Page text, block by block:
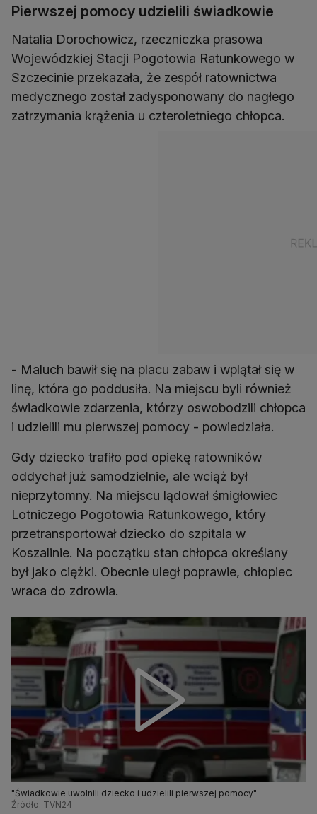
Pierwszej pomocy udzielili świadkowie
Natalia Dorochowicz, rzeczniczka prasowa
Wojewódzkiej Stacji Pogotowia Ratunkowego w
Szczecinie przekazała, że zespół ratownictwa
medycznego został zadysponowany do nagłego
zatrzymania krążenia u czteroletniego chłopca.
- Maluch bawił się na placu zabaw i wplątał się w
linę, która go poddusiła. Na miejscu byli również
świadkowie zdarzenia, którzy oswobodzili chłopca
i udzielili mu pierwszej pomocy - powiedziała.
Gdy dziecko trafiło pod opiekę ratowników
oddychał już samodzielnie, ale wciąż był
nieprzytomny. Na miejscu lądował śmigłowiec
Lotniczego Pogotowia Ratunkowego, który
przetransportował dziecko do szpitala w
Koszalinie. Na początku stan chłopca określany
był jako ciężki. Obecnie uległ poprawie, chłopiec
wraca do zdrowia.
"Świadkowie uwolnili dziecko i udzielili pierwszej pomocy"
Źródło: TVN24